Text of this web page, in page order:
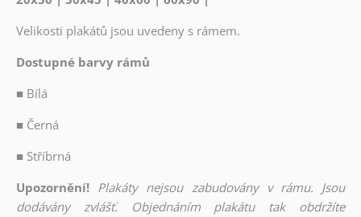
Velikosti plakátů jsou uvedeny s rámem.
Dostupné barvy rámů
■ Bílá
■ Černá
■ Stříbrná
Upozornění! Plakáty nejsou zabudovány v rámu. Jsou
dodávány zvlášť. Objednáním plakátu tak obdržíte